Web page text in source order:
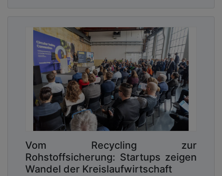
Vom Recycling zur
Rohstoffsicherung: Startups zeigen
Wandel der Kreislaufwirtschaft